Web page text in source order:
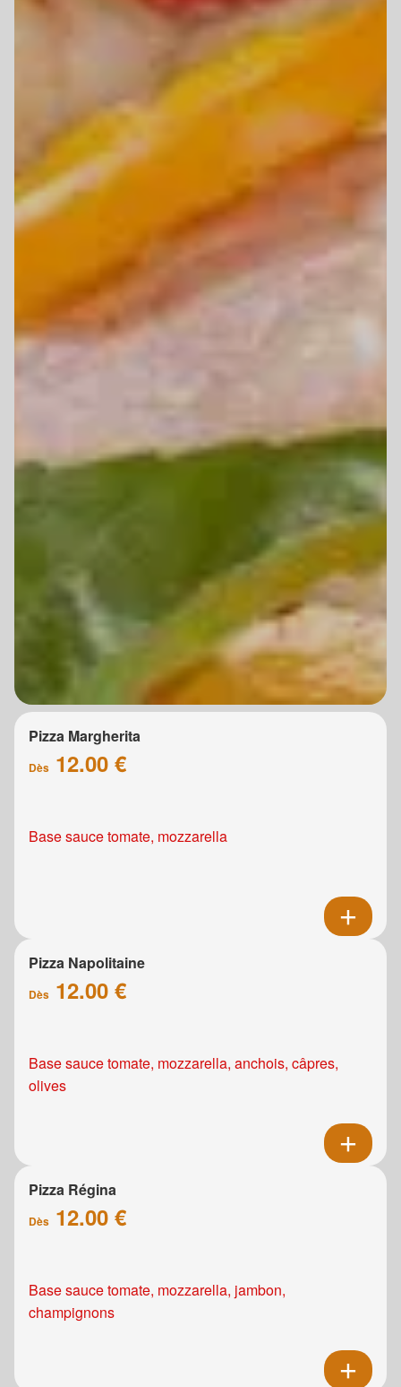
Pizza Margherita
Dès 12.00 €
Base sauce tomate, mozzarella
Pizza Napolitaine
Dès 12.00 €
Base sauce tomate, mozzarella, anchois, câpres,
olives
Pizza Régina
Dès 12.00 €
Base sauce tomate, mozzarella, jambon,
champignons